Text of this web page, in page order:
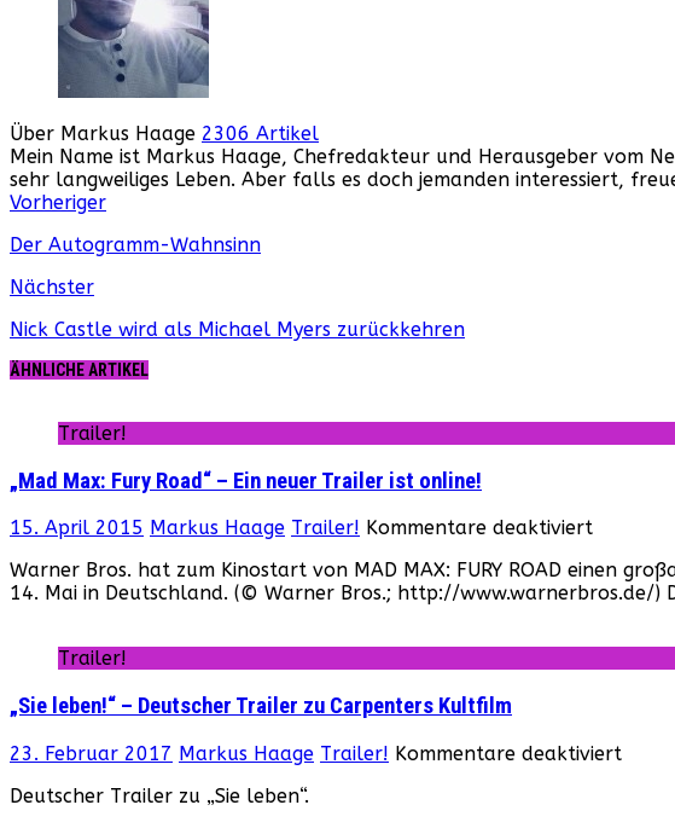
Über Markus Haage 2306 Artikel
Mein Name ist Markus Haage, Chefredakteur und Herausgeber vom
sehr langweiliges Leben. Aber falls es doch jemanden interessiert,
Webseite
Facebook
Instagram
YouTube
Vorheriger
Der Autogramm-Wahnsinn
Nächster
Nick Castle wird als Michael Myers zurückkehren
ÄHNLICHE ARTIKEL
Trailer!
„Mad Max: Fury Road“ – Ein neuer Trailer ist online!
15. April 2015 Markus Haage Trailer! Kommentare deaktiviertfür
Max:
Fury
–
Ein
online!
Warner Bros. hat zum Kinostart von MAD MAX: FURY ROAD einen
14. Mai in Deutschland. (© Warner Bros.; http://www.warnerbros.de/)
Trailer!
„Sie leben!“ – Deutscher Trailer zu Carpenters Kultfilm
23. Februar 2017 Markus Haage Trailer! Kommentare deaktiviert
Deutscher Trailer zu „Sie leben“.